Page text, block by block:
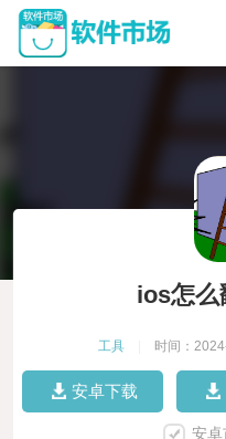
ios怎么
工具 时间：
安卓下载
安卓